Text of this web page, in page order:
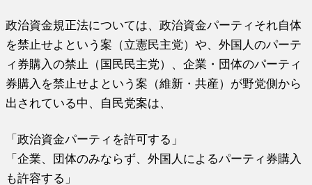
政治資金規正法については、政治資金パーティそれ自体
を禁止せよという案（立憲民主党）や、外国人のパーテ
ィ券購入の禁止（国民民主党）、企業・団体のパーティ
券購入を禁止せよという案（維新・共産）が野党側から
出されている中、自民党案は、
「政治資金パーティを許可する」
「企業、団体のみならず、外国人によるパーティ券購入
も許容する」